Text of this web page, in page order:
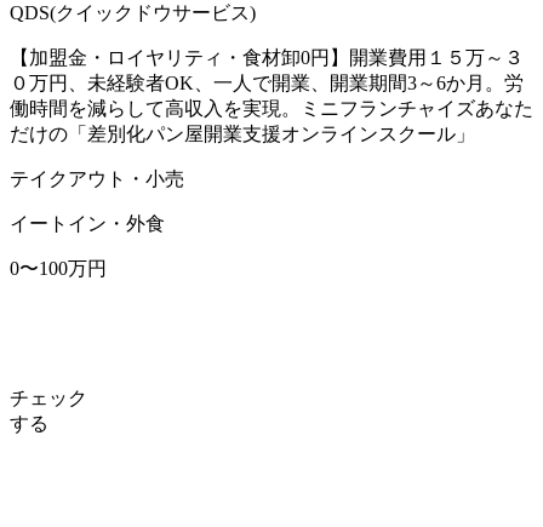
QDS(クイックドウサービス)
【加盟金・ロイヤリティ・食材卸0円】開業費用１５万～３
０万円、未経験者OK、一人で開業、開業期間3～6か月。労
働時間を減らして高収入を実現。ミニフランチャイズあなた
だけの「差別化パン屋開業支援オンラインスクール」
テイクアウト・小売
イートイン・外食
0〜100万円
チェック
する